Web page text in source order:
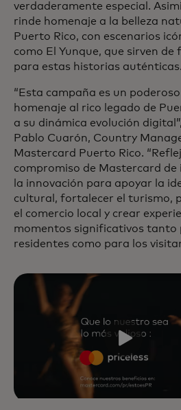
verdaderamente especial.
rinde homenaje a la belleza
Puerto Rico, con escenarios
como El Yunque, que sirven de
para estas historias auténticas.
“Esta campaña es un poderoso
homenaje al rico legado de
a su dinámica evolución
Pablo Cuarón, Country
Mastercard Puerto Rico.
compromiso de Mastercard de
la innovación para apoyar la
cultural, fortalecer el turismo,
el comercio local y crear
momentos significativos tanto
residentes como para los